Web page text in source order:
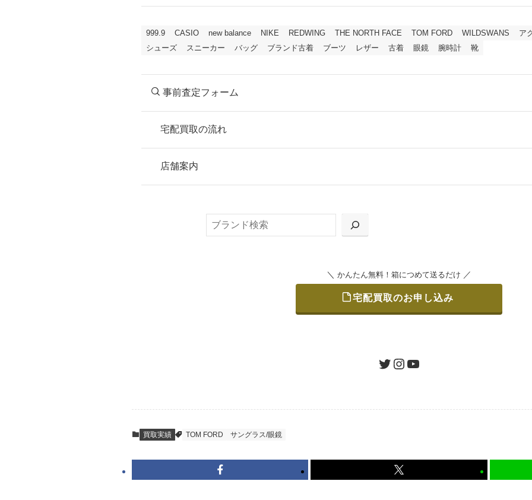
999.9 CASIO new balance NIKE REDWING THE NORTH FACE TOM FORD WILDSWANS ア
シューズ
スニーカー バッグ ブランド古着 ブーツ レザー 古着 眼鏡 腕時計 靴
事前査定フォーム
宅配買取の流れ
お申込み
または梱包材不要の「集荷申込」からお選びいただけます。
箱に売りたいお品をつめて、送るだけで簡単にご利用いただけます。
到着即日に査定いたします。買取金額にご納得いただければ、最短即日の入金が
キャンセルも1点から可能、返送料も無料です。（すべて弊社が負担いたします
かんたん無料！箱につめて送るだけ
店舗案内
＼ かんたん無料！箱につめて送るだけ ／
宅配買取のお申し込み
ツイッターインスタグラムユーチューブ
買取実績 TOM FORD サングラス/眼鏡